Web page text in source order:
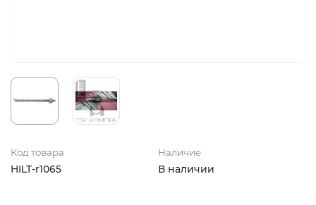
Код товара
HILT-r1065
Наличие
В наличии